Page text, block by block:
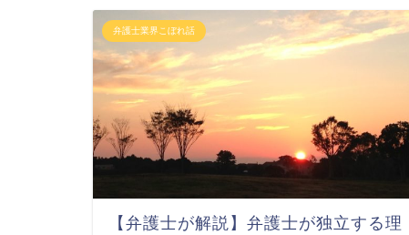
弁護士業界こぼれ話
【弁護士が解説】弁護士が独立する理